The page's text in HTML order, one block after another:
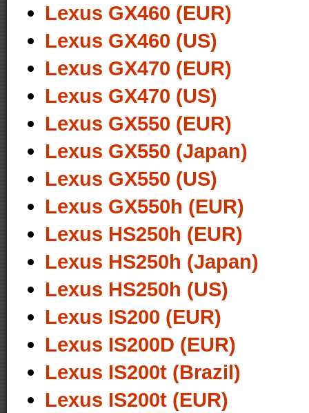
Lexus GX460 (EUR)
Lexus GX460 (US)
Lexus GX470 (EUR)
Lexus GX470 (US)
Lexus GX550 (EUR)
Lexus GX550 (Japan)
Lexus GX550 (US)
Lexus GX550h (EUR)
Lexus HS250h (EUR)
Lexus HS250h (Japan)
Lexus HS250h (US)
Lexus IS200 (EUR)
Lexus IS200D (EUR)
Lexus IS200t (Brazil)
Lexus IS200t (EUR)